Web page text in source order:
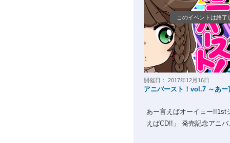
開催日： 2017年12月16日
アニバースト！vol.7 ～あー
あー言えばオーイェー!!1st
えばCD!!」 発売記念アニ
このイベントは終了